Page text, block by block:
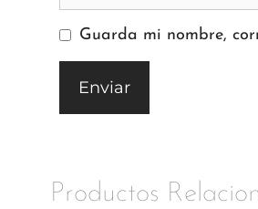
Guarda mi nombre,
Productos